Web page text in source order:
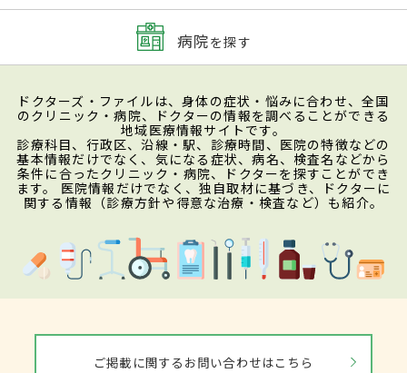
病院を探す
ドクターズ・ファイルは、身体の症状・悩みに合わせ、全国
のクリニック・病院、ドクターの情報を調べることができる
地域医療情報サイトです。
診療科目、行政区、沿線・駅、診療時間、医院の特徴などの
基本情報だけでなく、気になる症状、病名、検査名などから
条件に合ったクリニック・病院、ドクターを探すことができ
ます。 医院情報だけでなく、独自取材に基づき、ドクターに
関する情報（診療方針や得意な治療・検査など）も紹介。
ご掲載に関するお問い合わせはこちら